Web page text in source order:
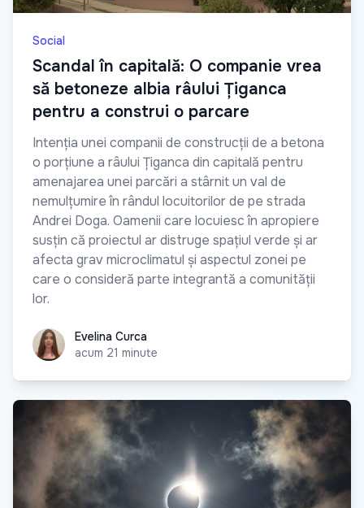
Social
Scandal în capitală: O companie vrea
să betoneze albia râului Țiganca
pentru a construi o parcare
Intenția unei companii de construcții de a betona
o porțiune a râului Țiganca din capitală pentru
amenajarea unei parcări a stârnit un val de
nemulțumire în rândul locuitorilor de pe strada
Andrei Doga. Oamenii care locuiesc în apropiere
susțin că proiectul ar distruge spațiul verde și ar
afecta grav microclimatul și aspectul zonei pe
care o consideră parte integrantă a comunității
lor.
Evelina CurcaEvelina Curca
acum 21 minute